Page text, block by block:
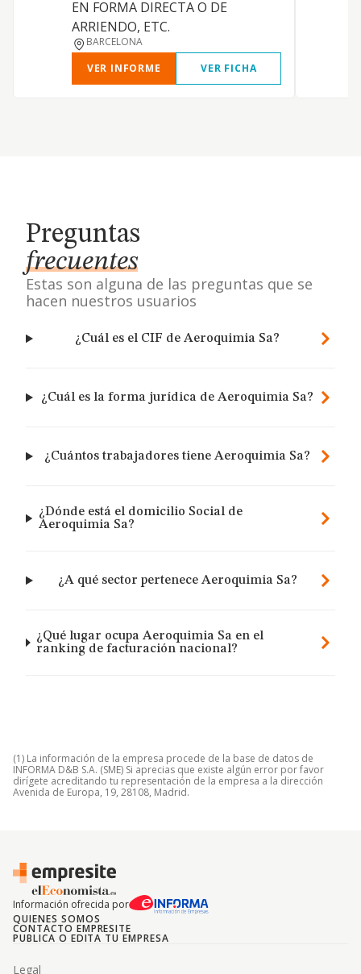
EN FORMA DIRECTA O DE
ARRIENDO, ETC.
BARCELONA
VER INFORME
VER FICHA
Preguntas
frecuentes
Estas son alguna de las preguntas que se
hacen nuestros usuarios
¿Cuál es el CIF de Aeroquimia Sa?
¿Cuál es la forma jurídica de Aeroquimia Sa?
¿Cuántos trabajadores tiene Aeroquimia Sa?
¿Dónde está el domicilio Social de
Aeroquimia Sa?
¿A qué sector pertenece Aeroquimia Sa?
¿Qué lugar ocupa Aeroquimia Sa en el
ranking de facturación nacional?
(1) La información de la empresa procede de la base de datos de
INFORMA D&B S.A. (SME) Si aprecias que existe algún error por favor
dirígete acreditando tu representación de la empresa a la dirección
Avenida de Europa, 19, 28108, Madrid.
Información ofrecida por
QUIENES SOMOS
CONTACTO EMPRESITE
PUBLICA O EDITA TU EMPRESA
Legal